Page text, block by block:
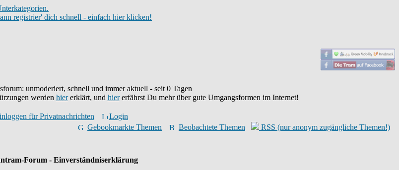
registrier' dich schnell - einfach hier klicken!
unmoderiert, schnell und immer aktuell - seit 0 Tagen
werden hiererklärt, und hiererfährst Du mehr über gute Umgangsformen im Internet!
für Privatnachrichten
Login
Gebookmarkte Themen
Beobachtete Themen RSS (nur anonym zugängliche Themen!)
Forum - Einverständniserklärung